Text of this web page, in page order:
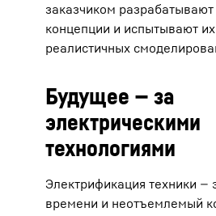
заказчиком
концепции и испытывают
реалистичных
Будущее — за
электрическими
технологиями
Электрификация техники —
времени и неотъемлемый